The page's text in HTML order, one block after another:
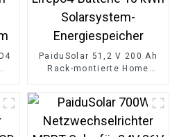
PaiduSolar 51,2 V 200 Ah
Rack-montierte Home
Energiespeicher